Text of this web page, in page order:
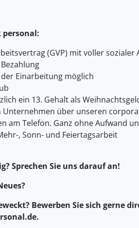
personal:
(GVP) mit voller sozialer
Einarbeitung möglich
ein 13. Gehalt als
Unternehmen über unseren
am Telefon. Ganz ohne Aufwand
, Sonn- und Feiertagsarbeit
Sprechen Sie uns darauf an!
Bewerben Sie sich gerne